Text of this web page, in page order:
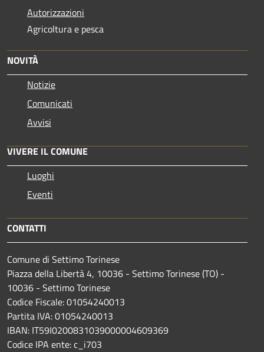
Autorizzazioni
Agricoltura e pesca
NOVITÀ
Notizie
Comunicati
Avvisi
VIVERE IL COMUNE
Luoghi
Eventi
CONTATTI
Comune di Settimo Torinese
Piazza della Libertà 4, 10036 - Settimo Torinese (TO) -
10036 - Settimo Torinese
Codice Fiscale: 01054240013
Partita IVA: 01054240013
IBAN: IT59I0200831039000004609369
Codice IPA ente: c_i703